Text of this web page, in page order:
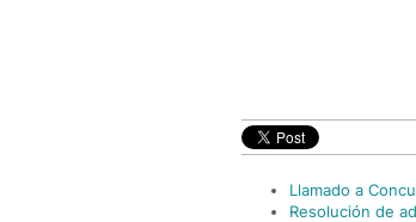
Llamado a
Resolución de